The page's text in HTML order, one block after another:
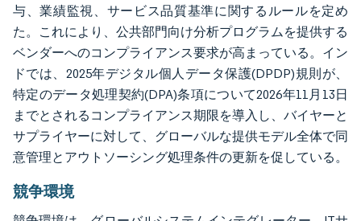
与、業績監視、サービス品質基準に関するルールを定め
た。これにより、公共部門向け分析プログラムを提供する
ベンダーへのコンプライアンス要求が高まっている。イン
ドでは、2025年デジタル個人データ保護(DPDP)規則が、
特定のデータ処理契約(DPA)条項について2026年11月13日
までとされるコンプライアンス期限を導入し、バイヤーと
サプライヤーに対して、グローバルな提供モデル全体で同
意管理とアウトソーシング処理条件の更新を促している。
競争環境